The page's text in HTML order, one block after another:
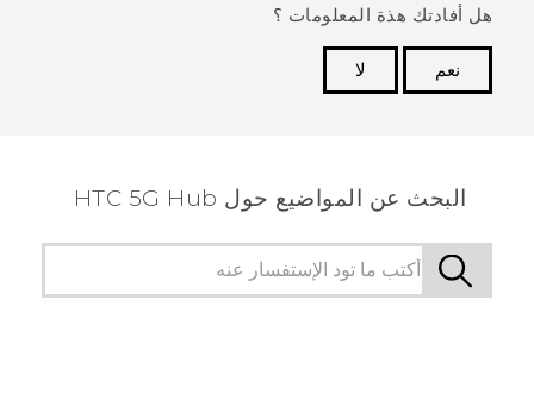
هل أفادتك هذة المعلومات ؟
نعم
لا
البحث عن المواضيع حول HTC 5G Hub